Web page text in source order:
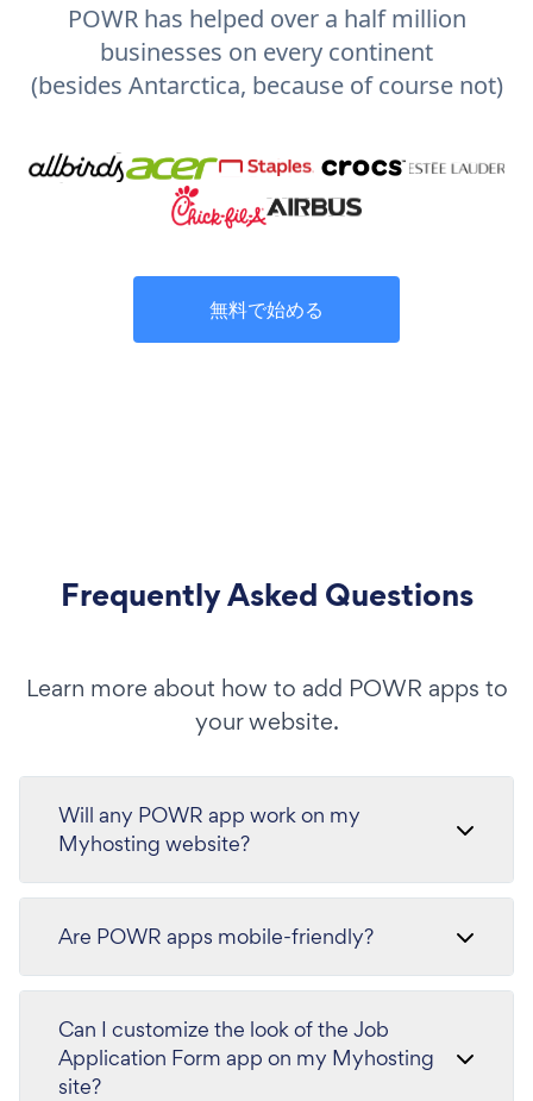
POWR has helped over a half million
businesses on every continent
(besides Antarctica, because of course not)
無料で始める
Frequently Asked Questions
Learn more about how to add POWR apps to
your website.
Will any POWR app work on my
Myhosting website?
Are POWR apps mobile-friendly?
Can I customize the look of the Job
Application Form app on my Myhosting
site?